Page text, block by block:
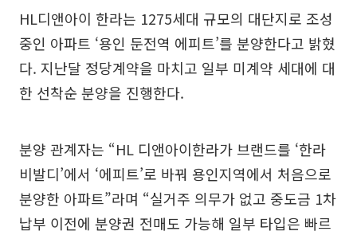
HL디앤아이 한라는 1275세대 규모의 대단지로 조성
중인 아파트 ‘용인 둔전역 에피트’를 분양한다고 밝혔
다. 지난달 정당계약을 마치고 일부 미계약 세대에 대
한 선착순 분양을 진행한다.
분양 관계자는 “HL 디앤아이한라가 브랜드를 ‘한라
비발디’에서 ‘에피트’로 바꿔 용인지역에서 처음으로
분양한 아파트”라며 “실거주 의무가 없고 중도금 1차
납부 이전에 분양권 전매도 가능해 일부 타입은 빠르